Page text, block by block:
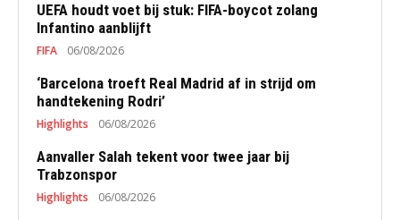
UEFA houdt voet bij stuk: FIFA-boycot zolang
Infantino aanblijft
FIFA 06/08/2026
‘Barcelona troeft Real Madrid af in strijd om
handtekening Rodri’
Highlights 06/08/2026
Aanvaller Salah tekent voor twee jaar bij
Trabzonspor
Highlights 06/08/2026